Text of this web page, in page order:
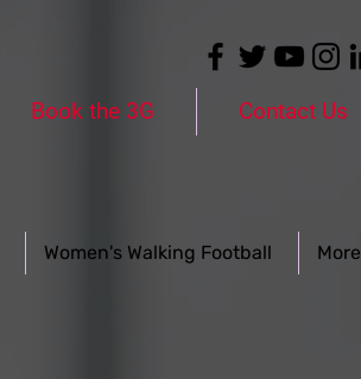
Book the 3G Contact Us
Women's Walking Football More